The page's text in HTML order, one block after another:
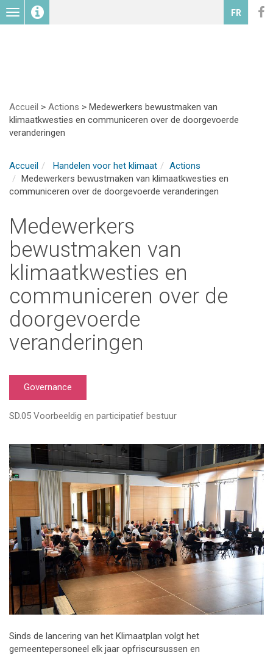
Toggle
navigation
FR
Accueil > Actions > Medewerkers bewustmaken van
klimaatkwesties en communiceren over de doorgevoerde
veranderingen
Accueil Handelen voor het klimaat
Actions
Medewerkers bewustmaken van klimaatkwesties en
communiceren over de doorgevoerde veranderingen
Medewerkers
bewustmaken van
klimaatkwesties en
communiceren over de
doorgevoerde
veranderingen
Governance
SD.05 Voorbeeldig en participatief bestuur
Sinds de lancering van het Klimaatplan volgt het
gemeentepersoneel elk jaar opfriscursussen en